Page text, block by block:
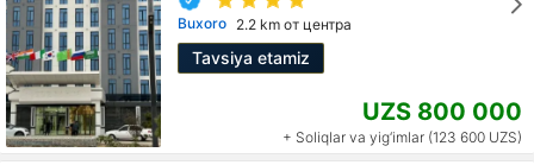
Buxoro 2.2 km от центра
Tavsiya etamiz
UZS 800 000
+ Soliqlar va yig‘imlar (123 600 UZS)